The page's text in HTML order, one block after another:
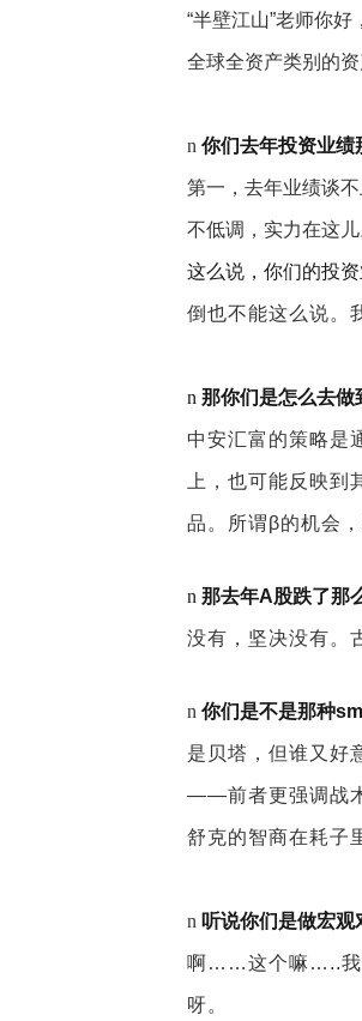
“半壁江山”老师你
全球全资产类别的
n 你们去年投资业绩
第一，去年业绩谈
不低调，实力在这
这么说，你们的投
倒也不能这么说。
n 那你们是怎么去做
中安汇富的策略是
上，也可能反映
品。所谓β的机会
n 那去年A股跌了那
没有，坚决没有。
n 你们是不是那种
是贝塔，但谁又好
——前者更强调战术
舒克的智商在耗子
n 听说你们是做宏观
啊……这个嘛… ..
呀。